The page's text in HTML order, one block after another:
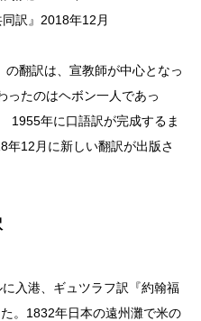
訳』2018年12月
翻訳は、宣教師が中心となっ
ったのはヘボン一人であっ
1955年に口語訳が完成するま
年12月に新しい翻訳が出版さ
入港、ギュツラフ訳『約翰福
。1832年日本の遠州灘で米の